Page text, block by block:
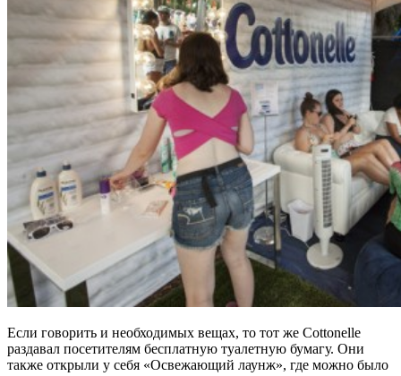
Если говорить и необходимых вещах, то тот же Cottonelle
раздавал посетителям бесплатную туалетную бумагу. Они
также открыли у себя «Освежающий лаунж», где можно было